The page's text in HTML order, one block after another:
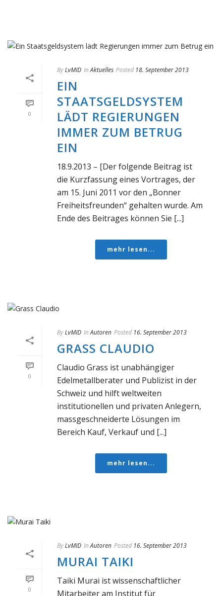
0
ByLvMID In Aktuelles Posted 18. September 2013
EIN
STAATSGELDSYSTEM
LÄDT REGIERUNGEN
IMMER ZUM BETRUG
EIN
18.9.2013 – [Der folgende Beitrag ist
die Kurzfassung eines Vortrages, der
am 15. Juni 2011 vor den „Bonner
Freiheitsfreunden“ gehalten wurde. Am
Ende des Beitrages können Sie [...]
mehr lesen...
0
ByLvMID In Autoren Posted 16. September 2013
GRASS CLAUDIO
Claudio Grass ist unabhängiger
Edelmetallberater und Publizist in der
Schweiz und hilft weltweiten
institutionellen und privaten Anlegern,
massgeschneiderte Lösungen im
Bereich Kauf, Verkauf und [...]
mehr lesen...
0
ByLvMID In Autoren Posted 16. September 2013
MURAI TAIKI
Taiki Murai ist wissenschaftlicher
Mitarbeiter am Institut für